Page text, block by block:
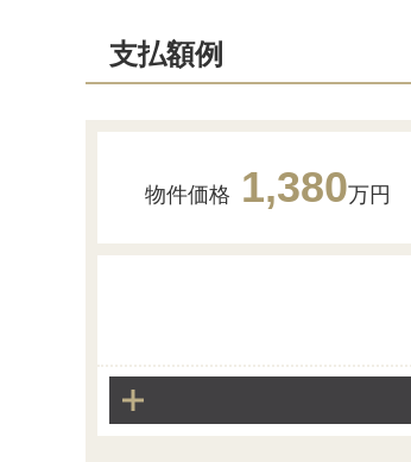
その他
支払額例
物件価格 1,380万円